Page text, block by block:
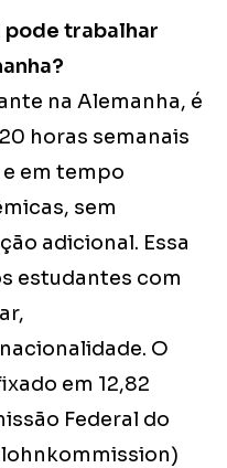
trabalhar
na Alemanha, é
horas semanais
em tempo
sem
adicional. Essa
estudantes com
O
em 12,82
Federal do